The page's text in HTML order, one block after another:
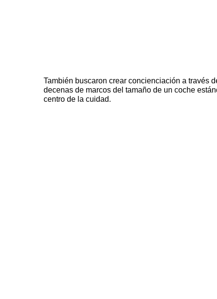
También buscaron crear concienciación a través
decenas de marcos del tamaño de un coche
centro de la cuidad.